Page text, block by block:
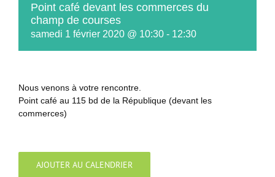
Point café devant les commerces du
champ de courses
samedi 1 février 2020 @ 10:30 - 12:30
Nous venons à votre rencontre.
Point café au 115 bd de la République (devant les
commerces)
AJOUTER AU CALENDRIER